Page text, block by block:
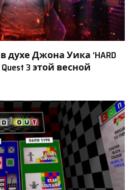
Джона Уика ‘HARD
3 этой весной